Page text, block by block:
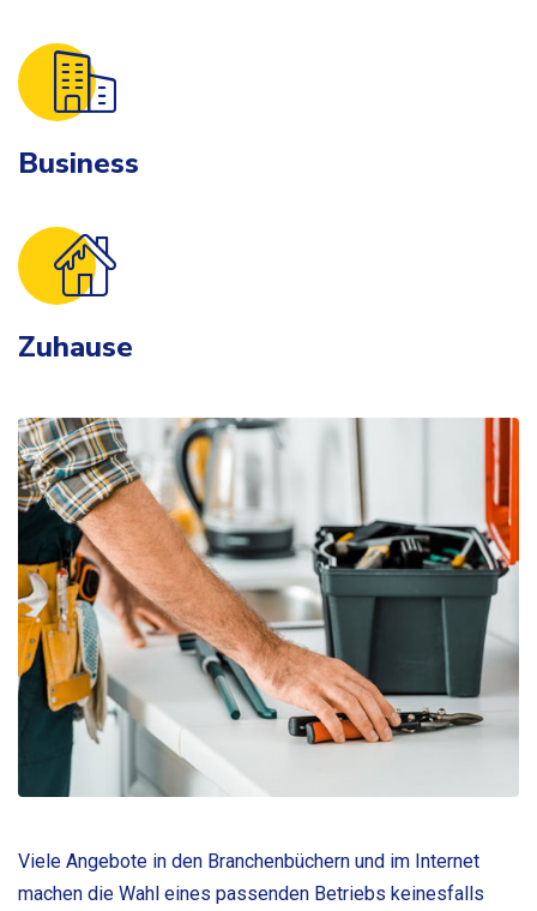
Business
Zuhause
Viele Angebote in den Branchenbüchern und im Internet
machen die Wahl eines passenden Betriebs keinesfalls